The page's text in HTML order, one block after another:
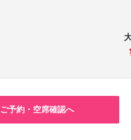
ご予約・空席確認へ